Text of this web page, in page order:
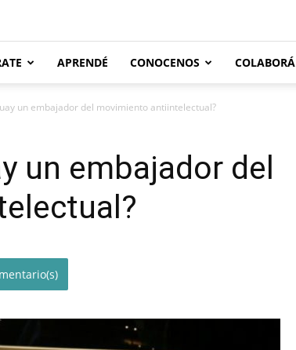
APRENDÉ CONOCENOS COLABORÁ
un embajador del movimiento antiintelectual?
un embajador del